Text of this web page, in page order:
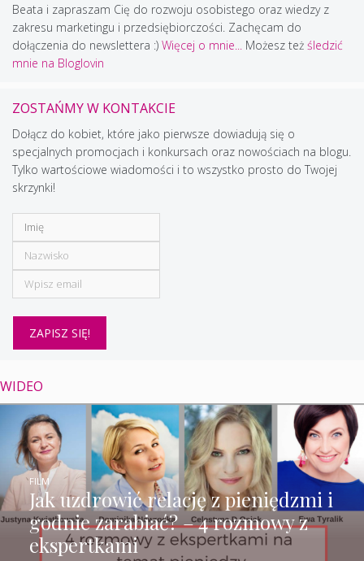
Beata i zapraszam Cię do rozwoju osobistego oraz wiedzy z
zakresu marketingu i przedsiębiorczości. Zachęcam do
dołączenia do newslettera :) Więcej o mnie... Możesz też śledzić
mnie na Bloglovin
ZOSTAŃMY W KONTAKCIE
Dołącz do kobiet, które jako pierwsze dowiadują się o
specjalnych promocjach i konkursach oraz nowościach na blogu.
Tylko wartościowe wiadomości i to wszystko prosto do Twojej
skrzynki!
WIDEO
Jak uzdrowić relację z pieniędzmi i
godnie zarabiać? – 4 rozmowy z
ekspertkami
FILM